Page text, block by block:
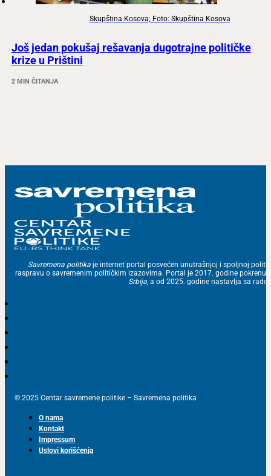
Skupština Kosova; Foto: Skupština Kosova
Još jedan pokušaj rešavanja dugotrajne političke
krize u Prištini
2 MIN ČITANJA
Savremena politika je internet portal posvećen unutrašnjoj i spoljnoj
raspravu o savremenim političkim izazovima. Portal je 2017. godine
Srbija , a od 2025. godine nastavlja sa
© 2025 Centar savremene politike – Savremena politika
O nama
Kontakt
Impressum
Uslovi korišćenja